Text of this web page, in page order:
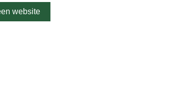
website